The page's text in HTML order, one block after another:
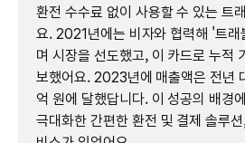
환전 수수료 없이 사용할 수 있는 트
요. 2021년에는 비자와 협력해 '트
며 시장을 선도했고, 이 카드로 누적
보했어요. 2023년에 매출액은 전년
억 원에 달했답니다. 이 성공의 배경
극대화한 간편한 환전 및 결제 솔루